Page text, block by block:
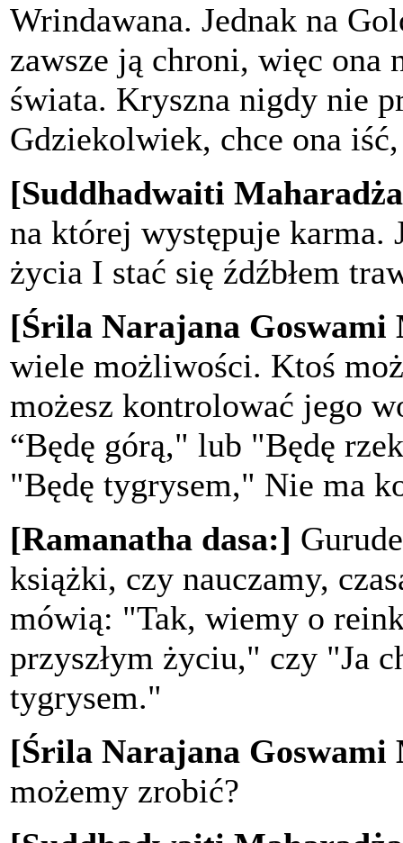
Wrindawana. Jednak na
zawsze ją chroni, więc ona
świata. Kryszna nigdy nie
Gdziekolwiek, chce ona
[Suddhadwaiti
na której występuje karma.
życia I stać się źdźbłem
[Śrila Narajana Goswami
wiele możliwości. Ktoś
możesz kontrolować jego
“Będę górą," lub "Będę
"Będę tygrysem," Nie ma
[Ramanatha dasa:]
książki, czy nauczamy,
mówią: "Tak, wiemy o
przyszłym życiu," czy "Ja
tygrysem."
[Śrila Narajana Goswami
możemy zrobić?